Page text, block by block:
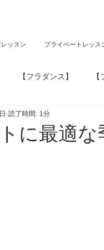
ッスン プライベートレッス
【フラダンス】
【神社・仏閣】
に最適な
読了時間: 1分